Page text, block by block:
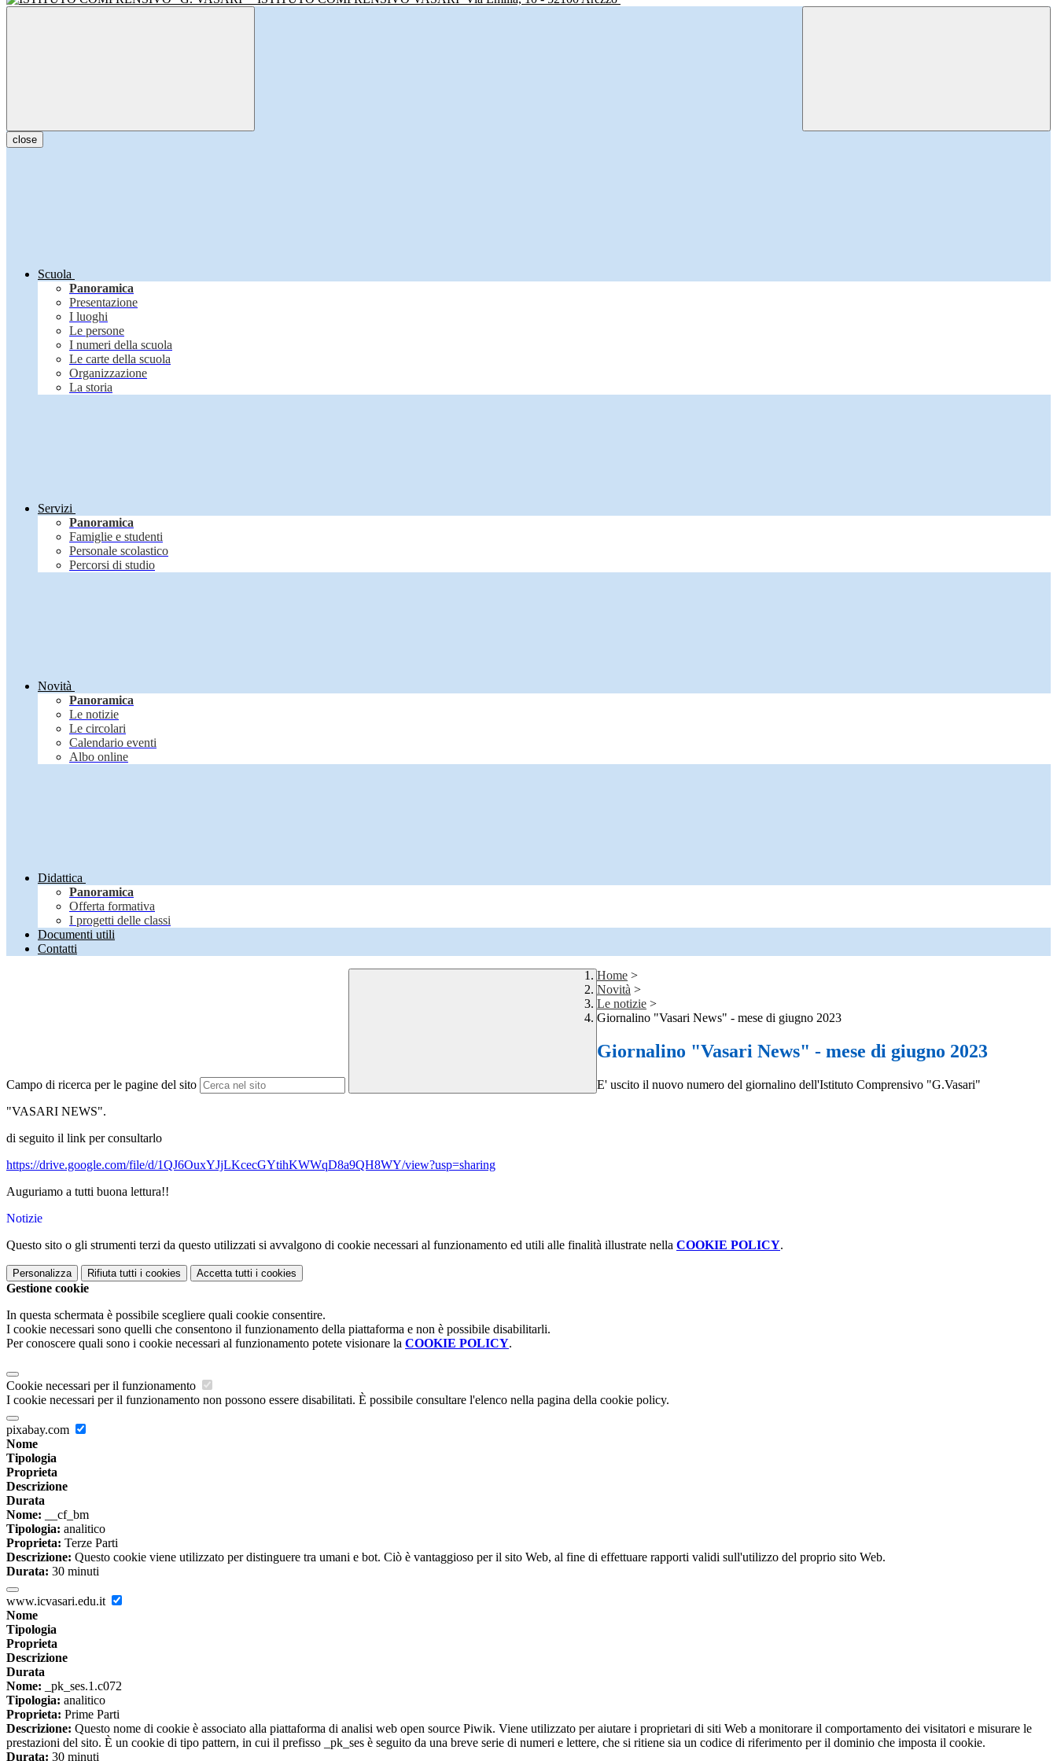
close
Scuola
Panoramica
Presentazione
I luoghi
Le persone
I numeri della scuola
Le carte della scuola
Organizzazione
La storia
Servizi
Panoramica
Famiglie e studenti
Personale scolastico
Percorsi di studio
Novità
Panoramica
Le notizie
Le circolari
Calendario eventi
Albo online
Didattica
Panoramica
Offerta formativa
I progetti delle classi
Documenti utili
Contatti
Campo di ricerca per le pagine del sito
Home >
Novità >
Le notizie >
Giornalino "Vasari News" - mese di giugno 2023
Giornalino "Vasari News" - mese di giugno 2023
E' uscito il nuovo numero del giornalino dell'Istituto Comprensivo "G.Vasari"
"VASARI NEWS".
di seguito il link per consultarlo
https://drive.google.com/file/d/1QJ6OuxYJjLKcecGYtihKWWqD8a9QH8WY/view?usp=sharing
Auguriamo a tutti buona lettura!!
Notizie
Questo sito o gli strumenti terzi da questo utilizzati si avvalgono di cookie necessari al funzionamento ed utili alle finalità illustrate nella COOKIE POLICY.
Personalizza Rifiuta tutti i cookies Accetta tutti i cookies
Gestione cookie
In questa schermata è possibile scegliere quali cookie consentire.
I cookie necessari sono quelli che consentono il funzionamento della piattaforma e non è possibile disabilitarli.
Per conoscere quali sono i cookie necessari al funzionamento potete visionare la COOKIE POLICY.
Cookie necessari per il funzionamento
I cookie necessari per il funzionamento non possono essere disabilitati. È possibile consultare l'elenco nella pagina della cookie policy.
pixabay.com
Nome
Tipologia
Proprieta
Descrizione
Durata
Nome: __cf_bm
Tipologia: analitico
Proprieta: Terze Parti
Descrizione: Questo cookie viene utilizzato per distinguere tra umani e bot. Ciò è vantaggioso per il sito Web, al fine di effettuare rapporti validi sull'utilizzo del proprio sito Web.
Durata: 30 minuti
www.icvasari.edu.it
Nome
Tipologia
Proprieta
Descrizione
Durata
Nome: _pk_ses.1.c072
Tipologia: analitico
Proprieta: Prime Parti
Descrizione: Questo nome di cookie è associato alla piattaforma di analisi web open source Piwik. Viene utilizzato per aiutare i proprietari di siti Web a monitorare il comportamento dei visitatori e misurare le
prestazioni del sito. È un cookie di tipo pattern, in cui il prefisso _pk_ses è seguito da una breve serie di numeri e lettere, che si ritiene sia un codice di riferimento per il dominio che imposta il cookie.
Durata: 30 minuti